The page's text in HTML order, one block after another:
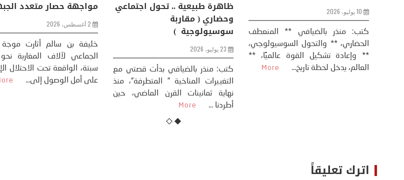
ظاهرة طبيعية .. تحول
وحضاري ( مقاربة
سوسيولوجية )
23 يوليو، 2026
كتب: منذر بالضيافي بدأت
التغييرات المناخية ”
10 يوليو، 2026
كتب: منذر بالضيافي ** المنعطف
الحضاري، ** والتحول السوسيولوجي،
** وإعادة تشكيل القوة عالميًا، **
العالم، يدخل لحظة تاريخ...
More
الفرس
8 يوليو، 2026
تحليل – منذر بالضيافي عاد الرئيس
الأمريكي دونالد ترامب إلى قصف
ايران، وذلك ردا على ما اعتبره الرئيس
اترك تعليقاً